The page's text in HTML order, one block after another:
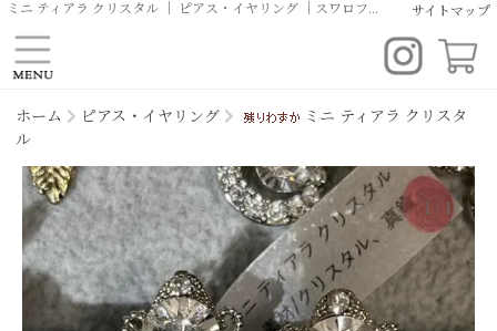
ミニ ティアラ クリスタル ｜ ピアス・イヤリング ｜スワロフスキー・クリスタルアクセサリー | デイリー ブライダル オリジナルデザイン イヤリング ピアス ヘッドドレス ティアラ専門店 | クルーリール サイトマップ
ホーム ピアス・イヤリング
ミニ ティアラ クリスタ
ル
1 / 1